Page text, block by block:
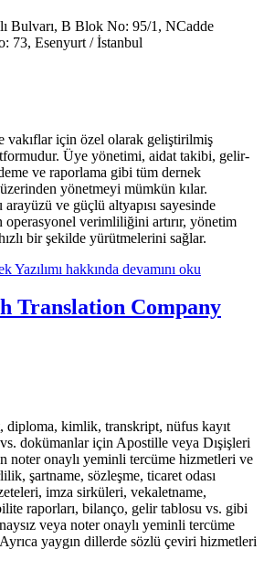
Bulvarı, B Blok No: 95/1, NCadde
73, Esenyurt / İstanbul
vakıflar için özel olarak geliştirilmiş
Üye yönetimi, aidat takibi, gelir-
ve raporlama gibi tüm dernek
yönetmeyi mümkün kılar.
ve güçlü altyapısı sayesinde
operasyonel verimliliğini artırır, yönetim
bir şekilde yürütmelerini sağlar.
Yazılımı hakkında devamını oku
Translation Company
diploma, kimlik, transkript, nüfus kayıt
dokümanlar için Apostille veya Dışişleri
noter onaylı yeminli tercüme hizmetleri ve
şartname, sözleşme, ticaret odası
imza sirküleri, vekaletname,
raporları, bilanço, gelir tablosu vs. gibi
veya noter onaylı yeminli tercüme
yaygın dillerde sözlü çeviri hizmetleri